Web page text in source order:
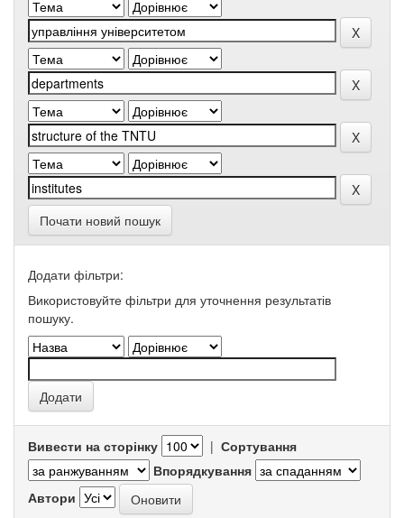
Почати новий пошук
Додати фільтри:
Використовуйте фільтри для уточнення результатів
пошуку.
Вивести на сторінку | Сортування
Впорядкування
Автори